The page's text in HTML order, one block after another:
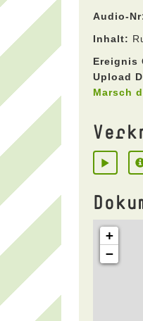
Audio-
Inhalt:
Ereignis
Upload
Marsch